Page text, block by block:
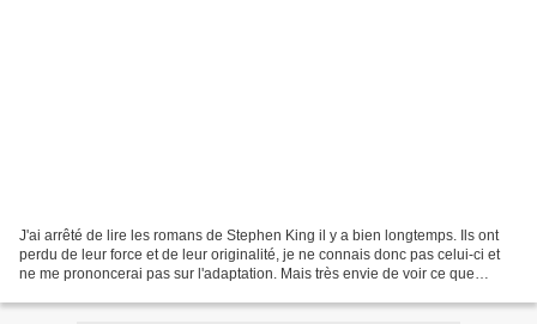
J'ai arrêté de lire les romans de Stephen King il y a bien longtemps. Ils ont
perdu de leur force et de leur originalité, je ne connais donc pas celui-ci et
ne me prononcerai pas sur l'adaptation. Mais très envie de voir ce que